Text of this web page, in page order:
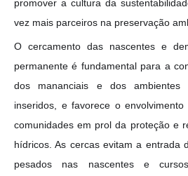
promover a cultura da
vez mais parceiros na preservação
O cercamento das nascentes e
permanente é fundamental para a
dos mananciais e dos
inseridos, e favorece o
comunidades em prol da proteção e
hídricos. As cercas evitam a entrada
pesados nas nascentes e